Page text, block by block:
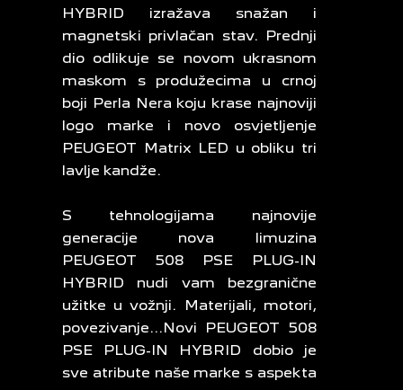
HYBRID izražava snažan i
magnetski privlačan stav. Prednji
dio odlikuje se novom ukrasnom
maskom s produžecima u crnoj
boji Perla Nera koju krase najnoviji
logo marke i novo osvjetljenje
PEUGEOT Matrix LED u obliku tri
lavlje kandže.
S tehnologijama najnovije
generacije nova limuzina
PEUGEOT 508 PSE PLUG-IN
HYBRID nudi vam bezgranične
užitke u vožnji. Materijali, motori,
povezivanje...Novi PEUGEOT 508
PSE PLUG-IN HYBRID dobio je
sve atribute naše marke s aspekta